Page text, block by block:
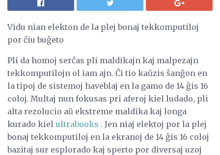
Vidu nian elekton de la plej bonaj tekkomputiloj
por ĉiu buĝeto
Pli da homoj serĉas pli maldikajn kaj malpezajn
tekkomputilojn ol iam ajn. Ĉi tio kaŭzis ŝanĝon en
la tipoj de sistemoj haveblaj en la gamo de 14 ĝis 16
coloj. Multaj nun fokusas pri aferoj kiel ludado, pli
alta rezolucio aŭ ekstreme maldika kaj longa
kurado kiel ultrabooks . Jen niaj elektoj por la plej
bonaj tekkomputiloj en la ekranoj de 14 ĝis 16 coloj
bazitaj sur esplorado kaj sperto por diversaj uzoj